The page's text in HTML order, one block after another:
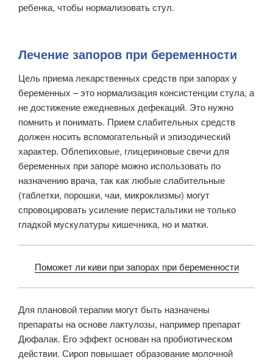
ребенка, чтобы нормализовать стул.
Лечение запоров при беременности
Цель приема лекарственных средств при запорах у
беременных – это нормализация консистенции стула, а
не достижение ежедневных дефекаций. Это нужно
помнить и понимать. Прием слабительных средств
должен носить вспомогательный и эпизодический
характер. Облепиховые, глицериновые свечи для
беременных при запоре можно использовать по
назначению врача, так как любые слабительные
(таблетки, порошки, чаи, микроклизмы) могут
спровоцировать усиление перистальтики не только
гладкой мускулатуры кишечника, но и матки.
Поможет ли киви при запорах при беременности
Для плановой терапии могут быть назначены
препараты на основе лактулозы, например препарат
Дюфалак. Его эффект основан на пробиотическом
действии. Сироп повышает образование молочной